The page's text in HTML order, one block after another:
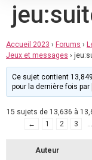
Accueil 2023 › Forums ›
Jeux et messages ›
Ce sujet contient
pour la dernière fois par
15 sujets de 13,636 à
←
1 2 3 …
Auteur